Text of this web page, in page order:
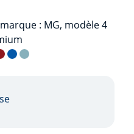
Silver
Grey Red
Brighton Blue
Stone Green